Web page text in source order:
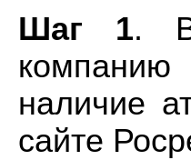
Шаг 1.
наличие
сайте